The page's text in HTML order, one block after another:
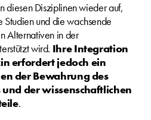
diesen Disziplinen wieder auf,
Studien und die wachsende
Alternativen in der
wird. Ihre Integration
erfordert jedoch ein
der Bewahrung des
der wissenschaftlichen
.